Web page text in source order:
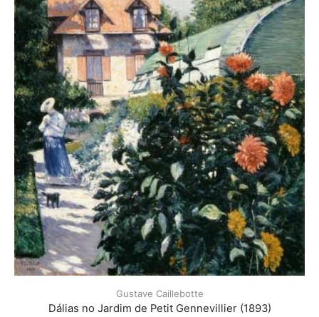
Gustave Caillebotte
Dálias no Jardim de Petit Gennevillier (1893)